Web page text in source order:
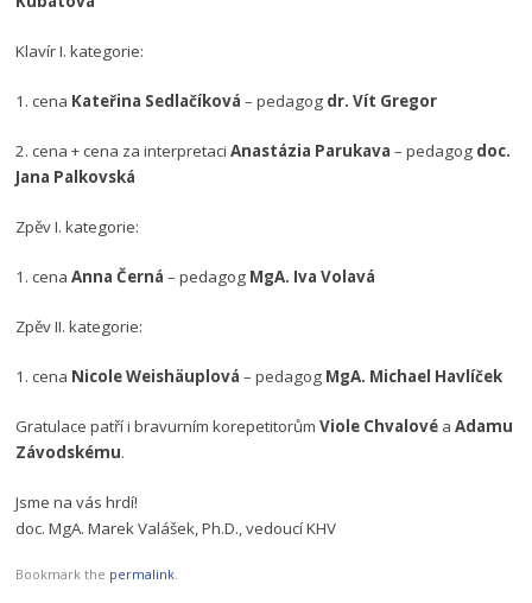
Klavír I. kategorie:
1. cena Kateřina Sedlačíková – pedagog dr. Vít Gregor
2. cena + cena za interpretaci Anastázia Parukava – pedagog doc.
Jana Palkovská
Zpěv I. kategorie:
1. cena Anna Černá – pedagog MgA. Iva Volavá
Zpěv II. kategorie:
1. cena Nicole Weishäuplová – pedagog MgA. Michael Havlíček
Gratulace patří i bravurním korepetitorům Viole Chvalové a Adamu
Závodskému.
Jsme na vás hrdí!
doc. MgA. Marek Valášek, Ph.D., vedoucí KHV
Bookmark the permalink.